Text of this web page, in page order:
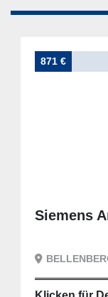
871 €
Siemens